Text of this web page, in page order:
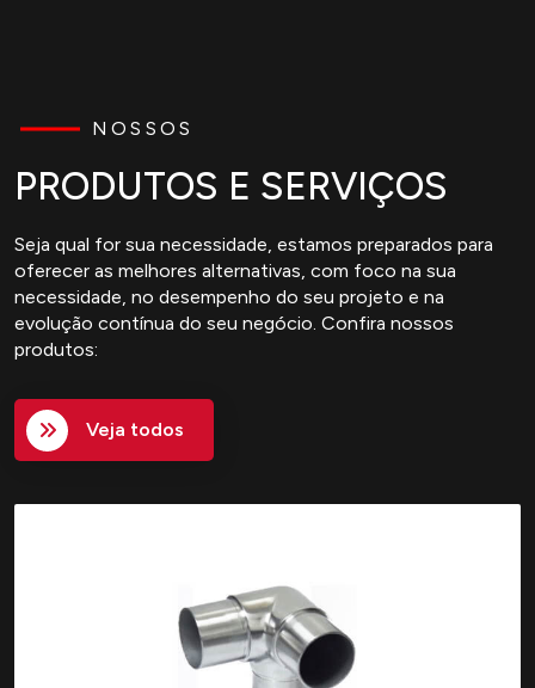
NOSSOS
PRODUTOS E SERVIÇOS
Seja qual for sua necessidade, estamos preparados para
oferecer as melhores alternativas, com foco na sua
necessidade, no desempenho do seu projeto e na
evolução contínua do seu negócio. Confira nossos
produtos:
Veja todos